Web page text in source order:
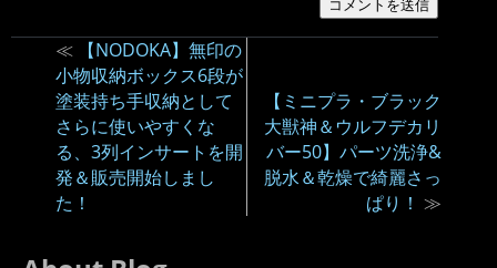
≪
【NODOKA】無印の
小物収納ボックス6段が
塗装持ち手収納として
さらに使いやすくな
る、3列インサートを開
発＆販売開始しまし
た！
【ミニプラ・ブラック
大獣神＆ウルフデカリ
バー50】パーツ洗浄&
脱水＆乾燥で綺麗さっ
ぱり！ ≫